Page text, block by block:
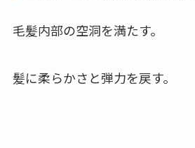
毛髪内部の空洞を満たす。
髪に柔らかさと弾力を戻す。